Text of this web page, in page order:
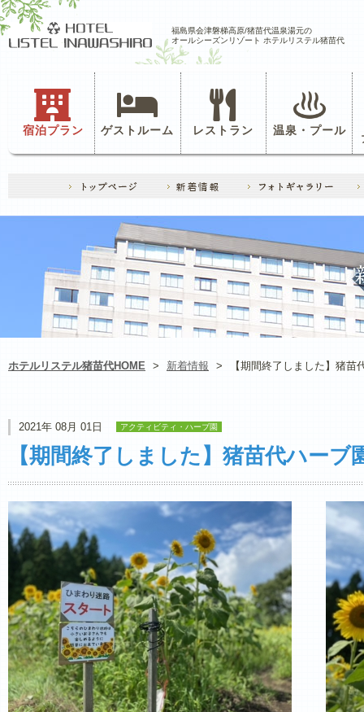
福島県会津磐梯高原/猪苗代温泉湯元の
オールシーズンリゾート ホテルリステル猪苗代
宿泊プラン ゲストルーム レストラン 温泉・プール
ホテルリステル猪苗代HOME > 新着情報 > 【期間終了しました】猪
2021年 08月 01日 アクティビティ・ハーブ園
【期間終了しました】猪苗代ハーブ